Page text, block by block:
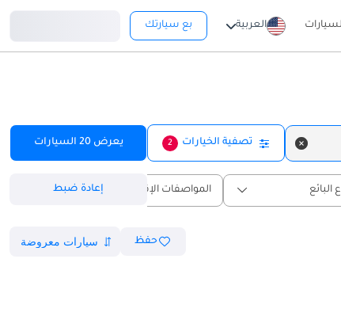
العربية بع سيارتك
تصفية الخيارات 2 يعرض20 السيارات
البائع المواصفات الإقليمية إعادة ضبط
حفظ